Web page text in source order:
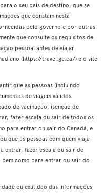
o seu país de destino, que se
que constam nesta
pelo governo e por outras
que consulte os requisitos de
pessoal antes de viajar
(https://travel.gc.ca/) e o site
que as pessoas (incluindo
de viagem válidos
de vacinação, isenção de
fazer escala ou sair de todos os
para entrar ou sair do Canadá; e
que as pessoas com quem viaja
entrar, fazer escala ou sair de
como para entrar ou sair do
ou exatidão das informações